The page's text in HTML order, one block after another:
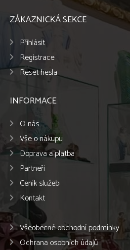
ZÁKAZNICKÁ SEKCE
Přihlásit
Registrace
Reset hesla
INFORMACE
O nás
Vše o nákupu
Doprava a platba
Partneři
Ceník služeb
Kontakt
Všeobecné obchodní podmínky
Ochrana osobních údajů